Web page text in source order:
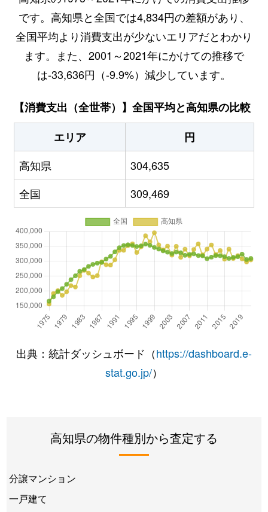
です。高知県と全国では4,834円の差額があり、
全国平均より消費支出が少ないエリアだとわかり
ます。また、2001～2021年にかけての推移で
は-33,636円（-9.9%）減少しています。
【消費支出（全世帯）】全国平均と高知県の比較
エリア
円
高知県
304,635
全国
309,469
出典：統計ダッシュボード（https://dashboard.e-
stat.go.jp/）
高知県の物件種別から査定する
分譲マンション
一戸建て